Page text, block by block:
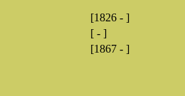
[1826 - ]
[ - ]
[1867 - ]